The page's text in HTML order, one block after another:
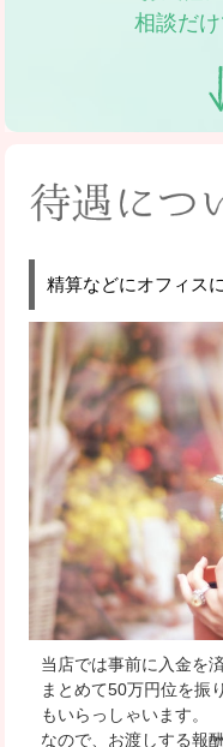
相談だ
精算などにオフィス
当店では事前に入金を
まとめて50万円位を振
もいらっしゃいます。
なので、お渡しする報